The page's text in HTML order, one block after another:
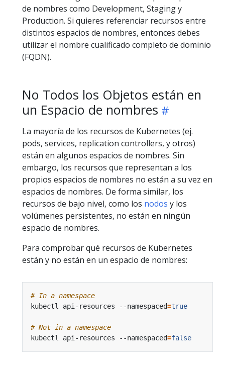
de nombres como Development, Staging y
Production. Si quieres referenciar recursos entre
distintos espacios de nombres, entonces debes
utilizar el nombre cualificado completo de dominio
(FQDN).
No Todos los Objetos están en
un Espacio de nombres
La mayoría de los recursos de Kubernetes (ej.
pods, services, replication controllers, y otros)
están en algunos espacios de nombres. Sin
embargo, los recursos que representan a los
propios espacios de nombres no están a su vez en
espacios de nombres. De forma similar, los
recursos de bajo nivel, como los nodos y los
volúmenes persistentes, no están en ningún
espacio de nombres.
Para comprobar qué recursos de Kubernetes
están y no están en un espacio de nombres:
# In a namespace
kubectl api-resources --namespaced=true
# Not in a namespace
kubectl api-resources --namespaced=false